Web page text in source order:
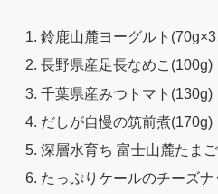
鈴鹿山麓ヨーグルト
長野県産足長なめこ(100g)
千葉県産みつトマト(130g)
だしが自慢の筑前煮(170g)
深層水育ち 富士山麓たま
たっぷりケールのチーズ